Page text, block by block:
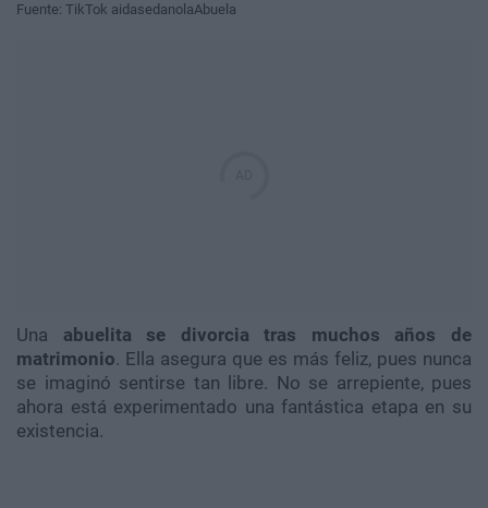
Fuente: TikTok aidasedanolaAbuela
Una abuelita se divorcia tras muchos años de
matrimonio. Ella asegura que es más feliz, pues nunca
se imaginó sentirse tan libre. No se arrepiente, pues
ahora está experimentado una fantástica etapa en su
existencia.